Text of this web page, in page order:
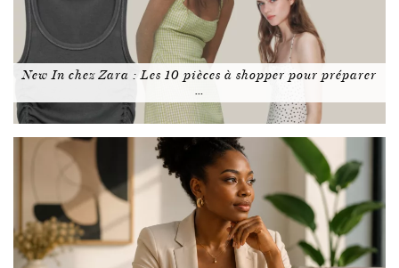
New In chez Zara : Les 10 pièces à shopper pour préparer
…